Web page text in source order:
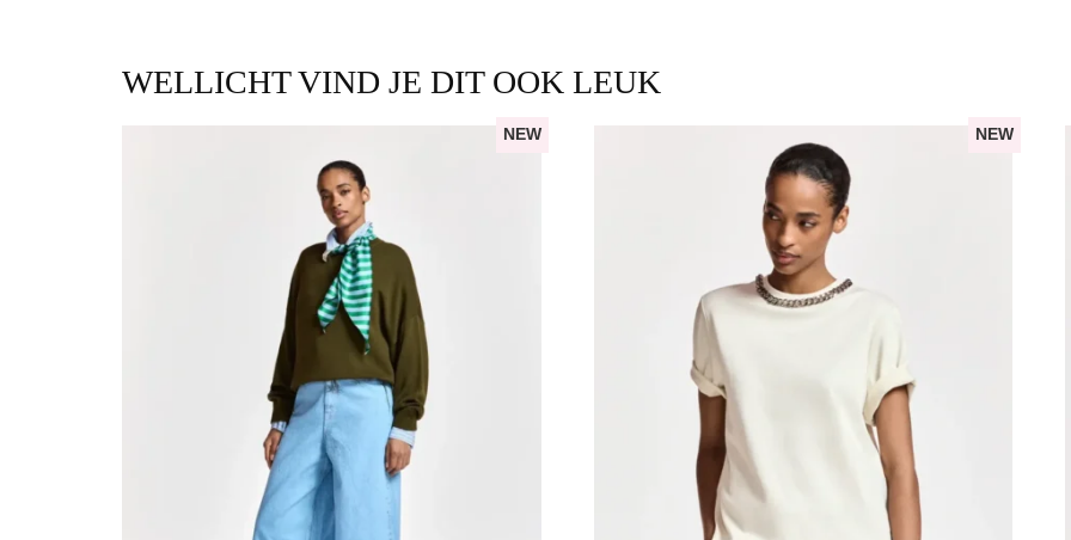
WELLICHT VIND JE DIT OOK LEUK
NEW NEW